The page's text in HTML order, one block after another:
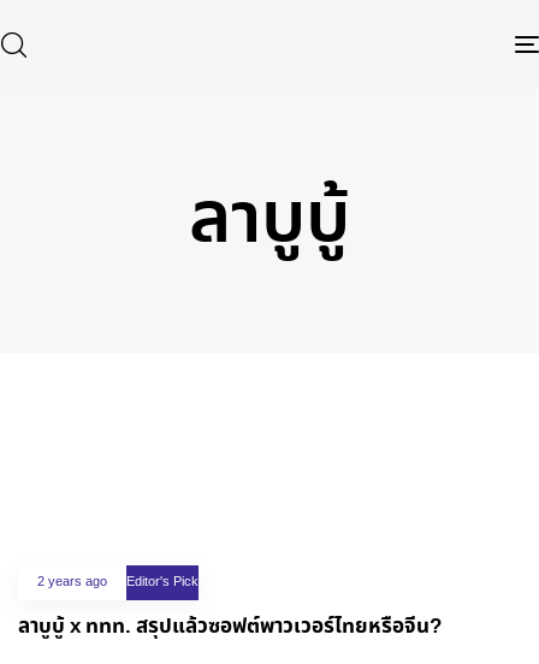
ลาบูบู้
2 years ago Editor's Pick
ลาบูบู้ x ททท. สรุปแล้วซอฟต์พาวเวอร์ไทยหรือจีน?